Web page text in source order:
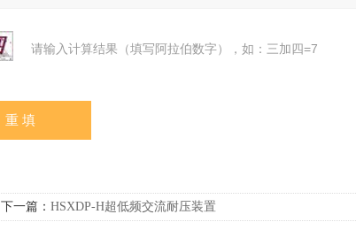
请输入计算结果（填写阿拉伯数字），如：三加四=7
下一篇： HSXDP-H超低频交流耐压装置